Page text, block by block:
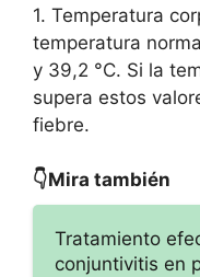
1. Temperatura
temperatura
y 39,2 °C. Si la
supera estos
fiebre.
👇Mira también
Tratamiento
conjuntivitis en